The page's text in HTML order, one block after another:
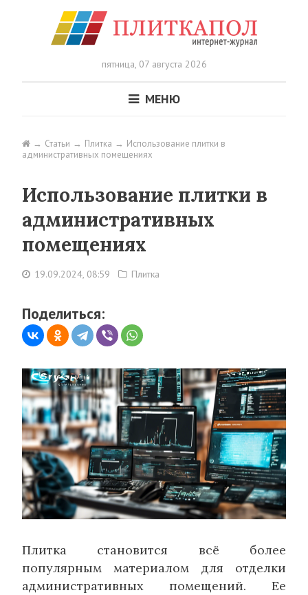
пятница,07 августа 2026
МЕНЮ
Статьи Плитка
Использование плитки в
административных помещениях
Использование плитки в
административных
помещениях
19.09.2024, 08:59 Плитка
Поделиться:
Плитка становится всё более
популярным материалом для отделки
административных помещений. Ее